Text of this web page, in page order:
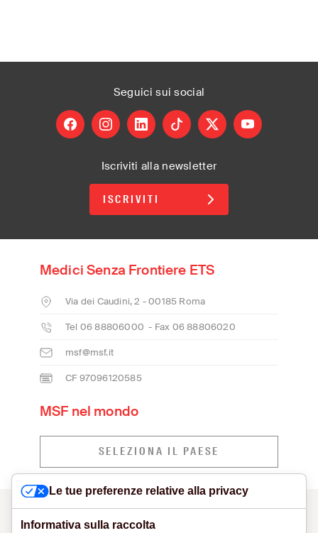
Seguici sui social
facebookinstagramlinkedintiktok X youtube
Iscriviti alla newsletter
ISCRIVITI
Medici Senza Frontiere ETS
Via dei Caudini, 2 - 00185 Roma
Tel 06 88806000 - Fax 06 88806020
msf@msf.it
CF 97096120585
MSF nel mondo
SELEZIONA IL PAESE
CONTATTI
MODELLO ORGANIZZATIVO E SEGNALAZIONI
VISUAL IDENTITY
PRIVACY POLICY
Le tue preferenze relative alla privacy
Informativa sulla raccolta